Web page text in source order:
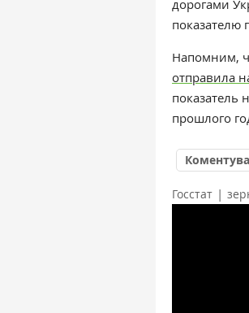
дорогами
показателю
Напомним,
отправила
показатель
прошлого
Госстат |